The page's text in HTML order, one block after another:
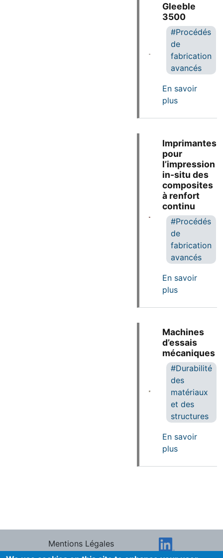
Gleeble
3500
Procédés
de
fabrication
avancés
En savoir
plussur Gleeble
Imprimantes
pour
l’impression
in-situ des
composites
à renfort
continu
Procédés
de
fabrication
avancés
En savoir
plussur
Machines
d’essais
mécaniques
Durabilité
des
matériaux
et des
structures
En savoir
plussur
Mentions Légales